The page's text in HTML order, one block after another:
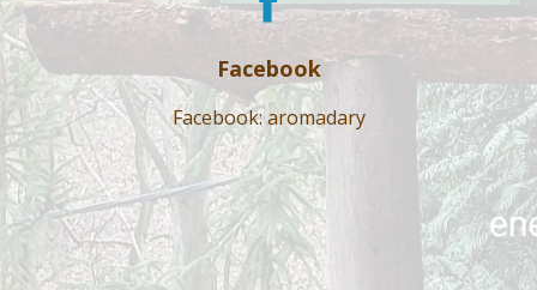
Facebook
Facebook: aromadary